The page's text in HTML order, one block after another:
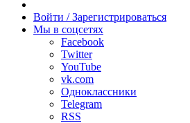
радио
Войти / Зарегистрироваться
Мы в соцсетях
Facebook
Twitter
YouTube
vk.com
Одноклассники
Telegram
RSS